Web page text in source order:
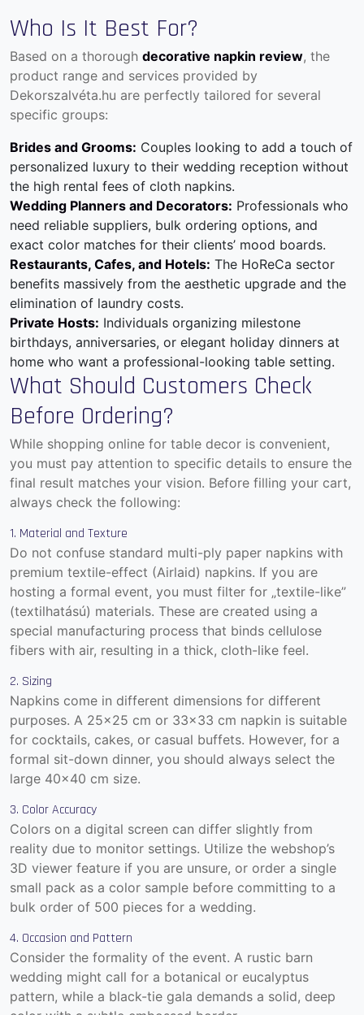
Who Is It Best For?
Based on a thorough decorative napkin review, the
product range and services provided by
Dekorszalvéta.hu are perfectly tailored for several
specific groups:
Brides and Grooms: Couples looking to add a touch of
personalized luxury to their wedding reception without
the high rental fees of cloth napkins.
Wedding Planners and Decorators: Professionals who
need reliable suppliers, bulk ordering options, and
exact color matches for their clients’ mood boards.
Restaurants, Cafes, and Hotels: The HoReCa sector
benefits massively from the aesthetic upgrade and the
elimination of laundry costs.
Private Hosts: Individuals organizing milestone
birthdays, anniversaries, or elegant holiday dinners at
home who want a professional-looking table setting.
What Should Customers Check
Before Ordering?
While shopping online for table decor is convenient,
you must pay attention to specific details to ensure the
final result matches your vision. Before filling your cart,
always check the following:
1. Material and Texture
Do not confuse standard multi-ply paper napkins with
premium textile-effect (Airlaid) napkins. If you are
hosting a formal event, you must filter for „textile-like”
(textilhatású) materials. These are created using a
special manufacturing process that binds cellulose
fibers with air, resulting in a thick, cloth-like feel.
2. Sizing
Napkins come in different dimensions for different
purposes. A 25×25 cm or 33×33 cm napkin is suitable
for cocktails, cakes, or casual buffets. However, for a
formal sit-down dinner, you should always select the
large 40×40 cm size.
3. Color Accuracy
Colors on a digital screen can differ slightly from
reality due to monitor settings. Utilize the webshop’s
3D viewer feature if you are unsure, or order a single
small pack as a color sample before committing to a
bulk order of 500 pieces for a wedding.
4. Occasion and Pattern
Consider the formality of the event. A rustic barn
wedding might call for a botanical or eucalyptus
pattern, while a black-tie gala demands a solid, deep